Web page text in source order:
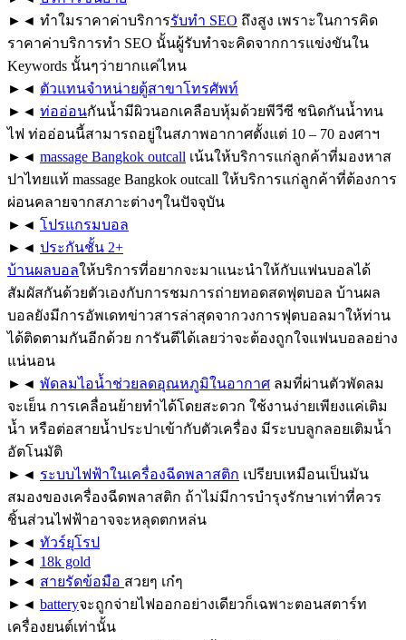
►◄ ทำใมราคาค่าบริการรับทำ SEO ถึงสูง เพราะในการคิด
ราคาค่าบริการทำ SEO นั้นผู้รับทำจะคิดจากการแข่งขันใน
Keywords นั้นๆว่ายากแค่ไหน
►◄ ตัวแทนจำหน่ายตู้สาขาโทรศัพท์
►◄ ท่ออ่อนกันน้ำมีผิวนอกเคลือบหุ้มด้วยพีวีซี ชนิดกันน้ำทน
ไฟ ท่ออ่อนนี้สามารถอยู่ในสภาพอากาศตั้งแต่ 10 – 70 องศาฯ
►◄ massage Bangkok outcall เน้นให้บริการแก่ลูกค้าที่มองหาส
ปาไทยแท้ massage Bangkok outcall ให้บริการแก่ลูกค้าที่ต้องการ
ผ่อนคลายจากสภาะต่างๆในปัจจุบัน
►◄ โปรแกรมบอล
►◄ ประกันชั้น 2+
บ้านผลบอลให้บริการที่อยากจะมาแนะนำให้กับแฟนบอลได้
สัมผัสกันด้วยตัวเองกับการชมการถ่ายทอดสดฟุตบอล บ้านผล
บอลยังมีการอัพเดทข่าวสารล่าสุดจากวงการฟุตบอลมาให้ท่าน
ได้ติดตามกันอีกด้วย การันตีได้เลยว่าจะต้องถูกใจแฟนบอลอย่าง
แน่นอน
►◄ พัดลมไอน้ำช่วยลดอุณหภูมิในอากาศ ลมที่ผ่านตัวพัดลม
จะเย็น การเคลื่อนย้ายทำได้โดยสะดวก ใช้งานง่ายเพียงแค่เติม
น้ำ หรือต่อสายน้ำประปาเข้ากับตัวเครื่อง มีระบบลูกลอยเติมน้ำ
อัตโนมัติ
►◄ ระบบไฟฟ้าในเครื่องฉีดพลาสติก เปรียบเหมือนเป็นมัน
สมองของเครื่องฉีดพลาสติก ถ้าไม่มีการบำรุงรักษาเท่าที่ควร
ชิ้นส่วนไฟฟ้าอาจจะหลุดตกหล่น
►◄ ทัวร์ยุโรป
►◄ 18k gold
►◄ สายรัดข้อมือ สวยๆ เก๋ๆ
►◄ batteryจะถูกจ่ายไฟออกอย่างเดียวก็เฉพาะตอนสตาร์ท
เครื่องยนต์เท่านั้น